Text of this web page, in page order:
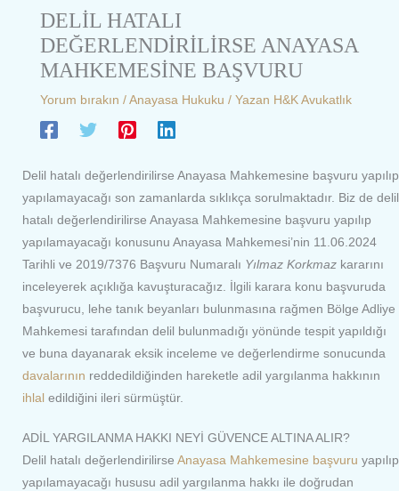
DELİL HATALI
DEĞERLENDİRİLİRSE ANAYASA
MAHKEMESİNE BAŞVURU
Yorum bırakın / Anayasa Hukuku / Yazan H&K Avukatlık
Delil hatalı değerlendirilirse Anayasa Mahkemesine başvuru yapılıp
yapılamayacağı son zamanlarda sıklıkça sorulmaktadır. Biz de delil
hatalı değerlendirilirse Anayasa Mahkemesine başvuru yapılıp
yapılamayacağı konusunu Anayasa Mahkemesi’nin 11.06.2024
Tarihli ve 2019/7376 Başvuru Numaralı Yılmaz Korkmaz kararını
inceleyerek açıklığa kavuşturacağız. İlgili karara konu başvuruda
başvurucu, lehe tanık beyanları bulunmasına rağmen Bölge Adliye
Mahkemesi tarafından delil bulunmadığı yönünde tespit yapıldığı
ve buna dayanarak eksik inceleme ve değerlendirme sonucunda
davalarının reddedildiğinden hareketle adil yargılanma hakkının
ihlal edildiğini ileri sürmüştür.
ADİL YARGILANMA HAKKI NEYİ GÜVENCE ALTINA ALIR?
Delil hatalı değerlendirilirse Anayasa Mahkemesine başvuru yapılıp
yapılamayacağı hususu adil yargılanma hakkı ile doğrudan